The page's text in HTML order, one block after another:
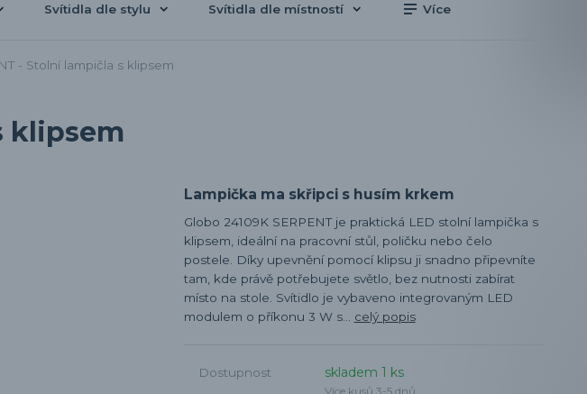
Svítidla dle stylu Svítidla dle místností Více
- Stolní lampičla s klipsem
klipsem
Lampička ma skřipci s husím krkem
Globo 24109K SERPENT je praktická LED stolní lampička s
klipsem, ideální na pracovní stůl, poličku nebo čelo
postele. Díky upevnění pomocí klipsu ji snadno připevníte
tam, kde právě potřebujete světlo, bez nutnosti zabírat
místo na stole. Svítidlo je vybaveno integrovaným LED
modulem o příkonu 3 W s... celý popis
Dostupnost skladem 1 ks
Více kusů 3-5 dnů